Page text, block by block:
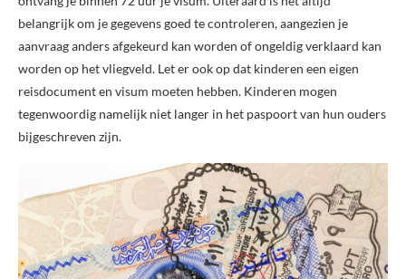
belangrijk om je gegevens goed te controleren, aangezien je
aanvraag anders afgekeurd kan worden of ongeldig verklaard kan
worden op het vliegveld. Let er ook op dat kinderen een eigen
reisdocument en visum moeten hebben. Kinderen mogen
tegenwoordig namelijk niet langer in het paspoort van hun ouders
bijgeschreven zijn.